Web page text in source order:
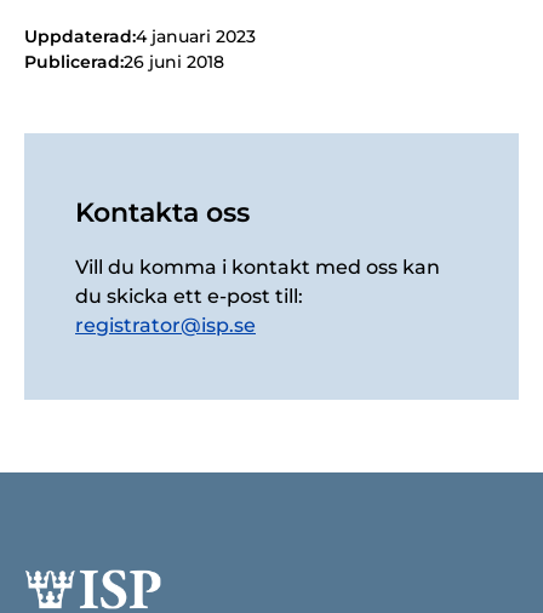
Uppdaterad:4 januari 2023
Publicerad:26 juni 2018
Kontakta oss
Vill du komma i kontakt med oss kan
du skicka ett e-post till:
registrator@isp.se